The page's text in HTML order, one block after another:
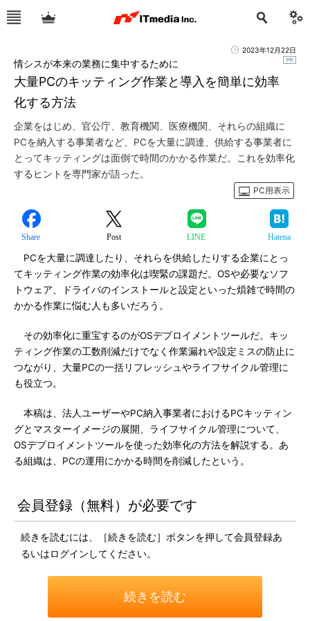
2023年12月22日
大量PCのキッティング作業と導入を簡単に効率
化する方法
情シスが本来の業務に集中するために
企業をはじめ、官公庁、教育機関、医療機関、それらの組織に
PCを納入する事業者など、PCを大量に調達、供給する事業者に
とってキッティングは面倒で時間のかかる作業だ。これを効率化
するヒントを専門家が語った。
PC用表示
Share Post LINE Hatena
PCを大量に調達したり、それらを供給したりする企業にとっ
てキッティング作業の効率化は喫緊の課題だ。OSや必要なソフ
トウェア、ドライバのインストールと設定といった煩雑で時間の
かかる作業に悩む人も多いだろう。
その効率化に重宝するのがOSデプロイメントツールだ。キッ
ティング作業の工数削減だけでなく作業漏れや設定ミスの防止に
つながり、大量PCの一括リフレッシュやライフサイクル管理に
も役立つ。
本稿は、法人ユーザーやPC納入事業者におけるPCキッティン
グとマスターイメージの展開、ライフサイクル管理について、
OSデプロイメントツールを使った効率化の方法を解説する。あ
る組織は、PCの運用にかかる時間を削減したという。
会員登録（無料）が必要です
続きを読むには、［続きを読む］ボタンを押して会員登録あ
るいはログインしてください。
続きを読む